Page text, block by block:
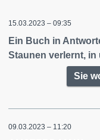
15.03.2023 – 09:35
Ein Buch in
Staunen verlernt, in
Sie
09.03.2023 – 11:20